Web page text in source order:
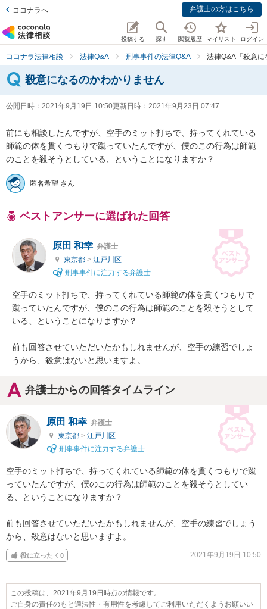
ココナラへ 弁護士の方はこちら
投稿する 探す 閲覧履歴 マイリスト ログイン
ココナラ法律相談 法律Q&A 刑事事件の法律Q&A 法律Q&A「殺意
殺意になるのかわかりません
公開日時： 2021年9月19日 10:50更新日時： 2021年9月23日 07:47
前にも相談したんですが、空手のミット打ちで、持ってくれている
師範の体を貫くつもりで蹴っていたんですが、僕のこの行為は師範
のことを殺そうとしている、ということになりますか？
匿名希望 さん
ベストアンサーに選ばれた回答
原田 和幸 弁護士
東京都 > 江戸川区
刑事事件に注力する弁護士
空手のミット打ちで、持ってくれている師範の体を貫くつもりで
蹴っていたんですが、僕のこの行為は師範のことを殺そうとして
いる、ということになりますか？
前も回答させていただいたかもしれませんが、空手の練習でしょ
うから、殺意はないと思いますよ。
弁護士からの回答タイムライン
原田 和幸 弁護士
東京都 > 江戸川区
刑事事件に注力する弁護士
空手のミット打ちで、持ってくれている師範の体を貫くつもりで蹴
っていたんですが、僕のこの行為は師範のことを殺そうとしてい
る、ということになりますか？
前も回答させていただいたかもしれませんが、空手の練習でしょう
から、殺意はないと思いますよ。
役に立った 0 2021年9月19日 10:50
この投稿は、2021年9月19日時点の情報です。
ご自身の責任のもと適法性・有用性を考慮してご利用いただくようお願いい